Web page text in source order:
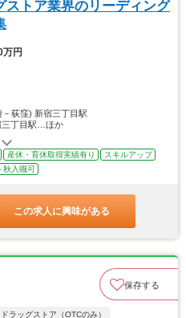
ストア業界のリーディング
万円
荻窪) 新宿三丁目駅
三丁目駅…ほか
産休・育休取得実績有り
スキルアップ
秋入職可
この求人に興味がある
保存する
ドラッグストア（OTCのみ）